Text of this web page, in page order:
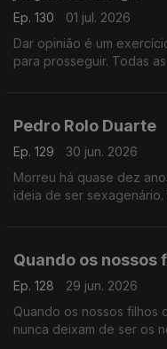
Ep. 130
01 jul. 2026
Dar opinião é um
para prosseguir. Todas
Pedro Rolo Duarte
Ep. 129
30 jun. 2026
Morreu há quase dez
ideia de ser
Quando os nossos
Ep. 128
29 jun. 2026
Quando os nossos filhos
nunca deixam de ser os